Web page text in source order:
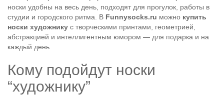
носки удобны на весь день, подходят для прогулок, работы в
студии и городского ритма. В Funnysocks.ru можно купить
носки художнику с творческими принтами, геометрией,
абстракцией и интеллигентным юмором — для подарка и на
каждый день.
Кому подойдут носки
“художнику”